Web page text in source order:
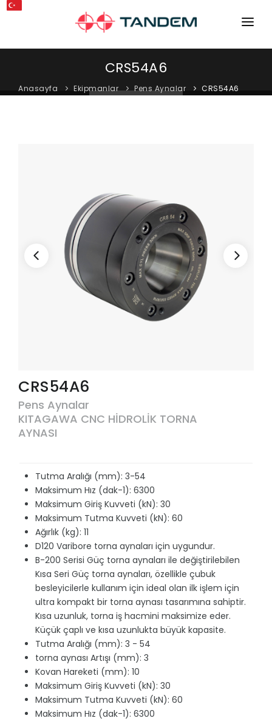
ANA SAYFA
CRS54A6
Anasayfa Ekipmanlar Pens Aynalar CRS54A6
CRS54A6
Pens Aynalar
KITAGAWA CNC HİDROLİK TORNA
AYNASI
Tutma Aralığı (mm): 3-54
Maksimum Hız (dak-1): 6300
Maksimum Giriş Kuvveti (kN): 30
Maksimum Tutma Kuvveti (kN): 60
Ağırlık (kg): 11
D120 Varibore torna aynaları için uygundur.
B-200 Serisi Güç torna aynaları ile değiştirilebilen
Kısa Seri Güç torna aynaları, özellikle çubuk
besleyicilerle kullanım için ideal olan ilk işlem için
ultra kompakt bir torna aynası tasarımına sahiptir.
Kısa uzunluk, torna iş hacmini maksimize eder.
Küçük çaplı ve kısa uzunlukta büyük kapasite.
Tutma Aralığı (mm): 3 - 54
torna aynası Artışı (mm): 3
Kovan Hareketi (mm): 10
Maksimum Giriş Kuvveti (kN): 30
Maksimum Tutma Kuvveti (kN): 60
Maksimum Hız (dak-1): 6300